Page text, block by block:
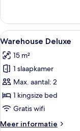
Double
Alle
foto's
voor
Warehouse
Deluxe
laden
5
Warehouse Deluxe
15 m²
1 slaapkamer
Max. aantal: 2
1 kingsize bed
Gratis wifi
Meer informatie
Meer